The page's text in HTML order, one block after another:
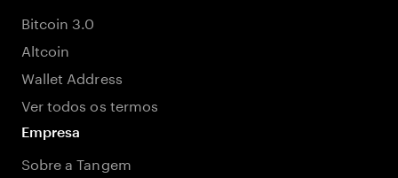
Bitcoin 3.0
Altcoin
Wallet Address
Ver todos os termos
Empresa
Sobre a Tangem